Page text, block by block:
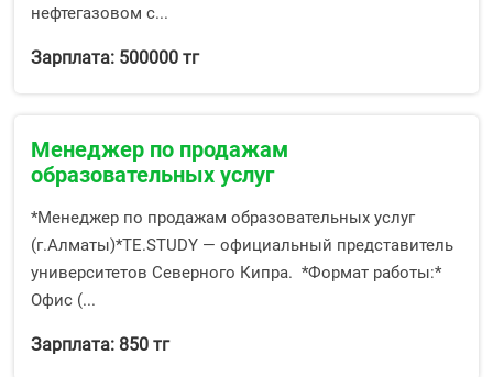
нефтегазовом с...
Зарплата: 500000 тг
Менеджер по продажам
образовательных услуг
*Менеджер по продажам образовательных услуг
(г.Алматы)*TE.STUDY — официальный представитель
университетов Северного Кипра. *Формат работы:*
Офис (...
Зарплата: 850 тг